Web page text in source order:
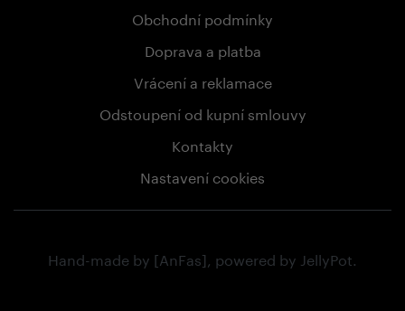
Obchodní podmínky
Doprava a platba
Vrácení a reklamace
Odstoupení od kupní smlouvy
Kontakty
Nastavení cookies
Hand-made by [AnFas], powered by JellyPot.